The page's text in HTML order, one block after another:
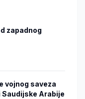
zapadnog
vojnog saveza
Arabije